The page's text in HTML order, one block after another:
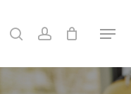
searchaccount Menu
Close
Menu